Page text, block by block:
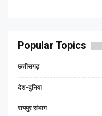
Popular Topics
छत्तीसगढ़
देश-दुनिया
रायपुर संभाग